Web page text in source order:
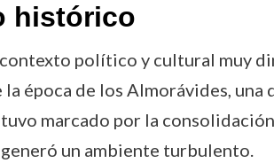
histórico
político y cultural muy
época de los Almorávides,
marcado por la
un ambiente turbulento.